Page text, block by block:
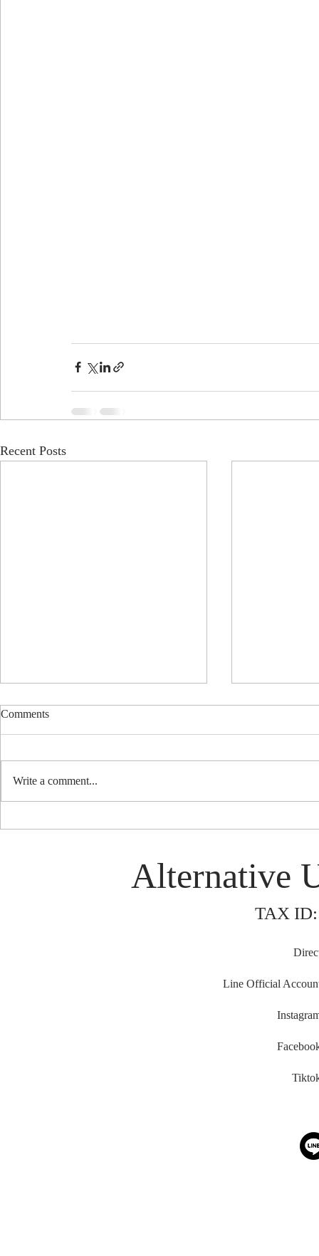
Recent Posts
Comments
Write a comment...
Alternative
TAX
Line Official